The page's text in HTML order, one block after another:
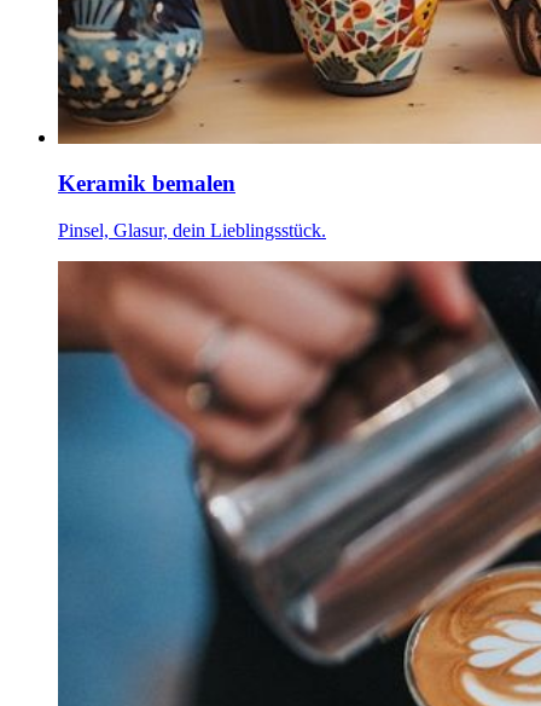
Keramik bemalen
Pinsel, Glasur, dein Lieblingsstück.